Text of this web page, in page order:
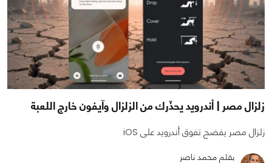
زلزال مصر | أندرويد يحذّرك من الزلزال وآيفون خارج اللعبة